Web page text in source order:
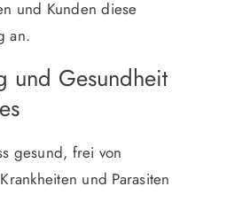
und Kunden diese
an.
und Gesundheit
gesund, frei von
und Parasiten